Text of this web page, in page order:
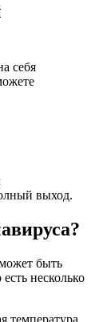
себя
выход.
быть
несколько
температура